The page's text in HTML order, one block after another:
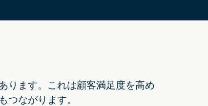
ります。これは顧客満足度を高め
つながります。